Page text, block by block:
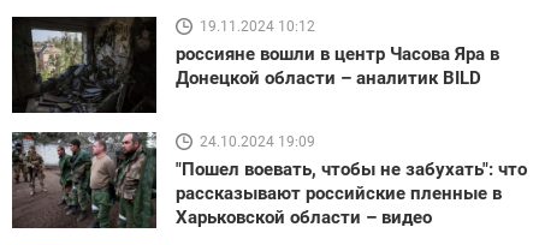
19.11.2024 10:12
россияне вошли в центр Часова Яра в
Донецкой области – аналитик BILD
24.10.2024 19:09
"Пошел воевать, чтобы не забухать": что
рассказывают российские пленные в
Харьковской области – видео